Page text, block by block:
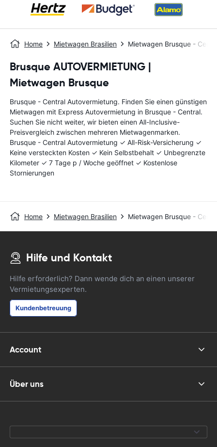
Home Mietwagen Brasilien Mietwagen Brusque -
Brusque AUTOVERMIETUNG |
Mietwagen Brusque
Brusque - Central Autovermietung. Finden Sie einen günstigen
Mietwagen mit Express Autovermietung in Brusque - Central.
Suchen Sie nicht weiter, wir bieten einen All-Inclusive-
Preisvergleich zwischen mehreren Mietwagenmarken.
Brusque - Central Autovermietung ✓ All-Risk-Versicherung ✓
Keine versteckten Kosten ✓ Kein Selbstbehalt ✓ Unbegrenzte
Kilometer ✓ 7 Tage p / Woche geöffnet ✓ Kostenlose
Stornierungen
Home Mietwagen Brasilien Mietwagen Brusque -
Hilfe und Kontakt
Hilfe erforderlich? Dann wende dich an einen unserer
Vermietungsexperten.
Kundenbetreuung
Account
Über uns